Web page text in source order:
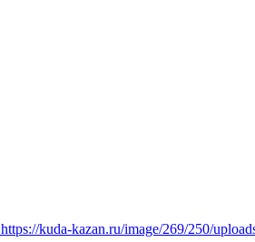
https://kuda-kazan.ru/image/269/250/